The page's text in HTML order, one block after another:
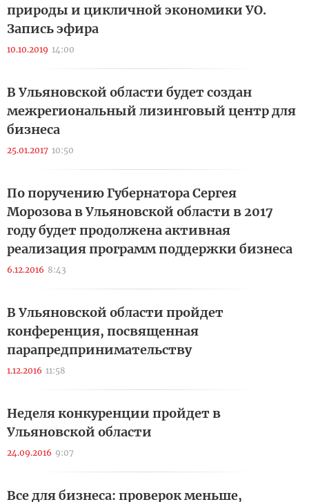
природы и цикличной экономики УО.
Запись эфира
10.10.2019 14:00
В Ульяновской области будет создан
межрегиональный лизинговый центр для
бизнеса
25.01.2017 10:50
По поручению Губернатора Сергея
Морозова в Ульяновской области в 2017
году будет продолжена активная
реализация программ поддержки бизнеса
6.12.2016 8:43
В Ульяновской области пройдет
конференция, посвященная
парапредпринимательству
1.12.2016 11:58
Неделя конкуренции пройдет в
Ульяновской области
24.09.2016 9:07
Все для бизнеса: проверок меньше,